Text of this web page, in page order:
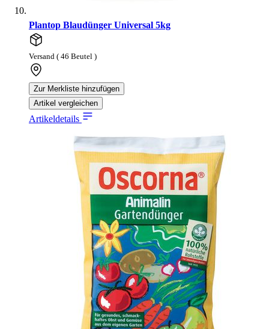
Plantop Blaudünger Universal 5kg
Versand ( 46 Beutel )
Zur Merkliste hinzufügen
Artikel vergleichen
Artikeldetails